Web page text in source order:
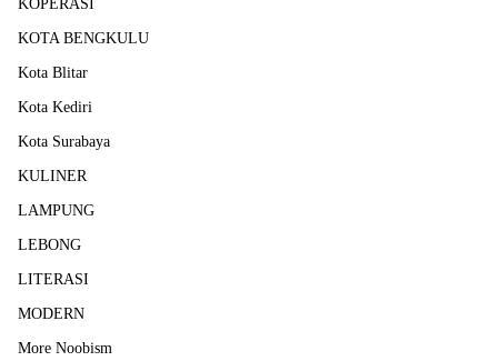
KOPERASI
KOTA BENGKULU
Kota Blitar
Kota Kediri
Kota Surabaya
KULINER
LAMPUNG
LEBONG
LITERASI
MODERN
More Noobism